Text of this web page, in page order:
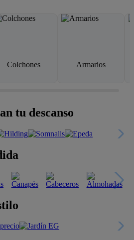
Colchones Armarios
tu descanso